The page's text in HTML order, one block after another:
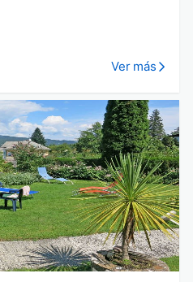
Ver más